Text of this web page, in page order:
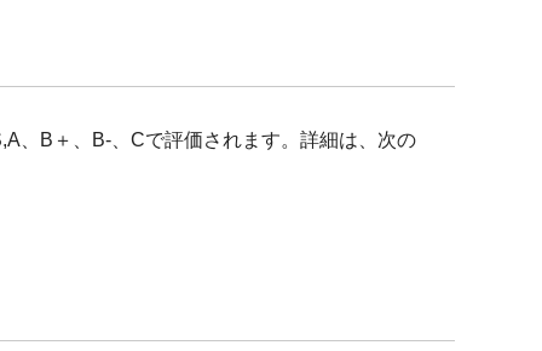
、B＋、B-、Cで評価されます。詳細は、次の